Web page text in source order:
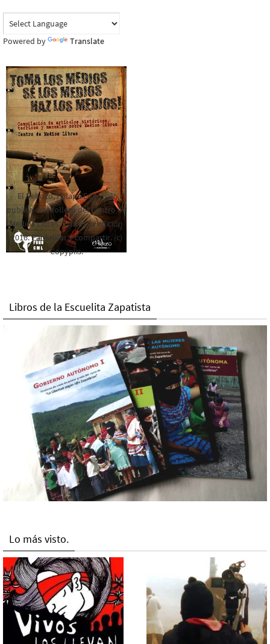
Powered by Translate
El Rebozo, Palapa Editorial,
publica este folleto del Centro de
Medios Libres. Esta es la edición
2016. Para rolar y compartir. (c)
Copyplis.
Libros de la Escuelita Zapatista
Lo más visto.